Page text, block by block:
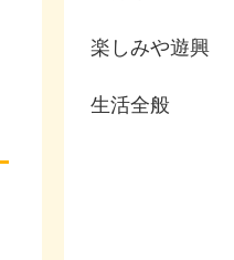
楽しみや遊興
生活全般